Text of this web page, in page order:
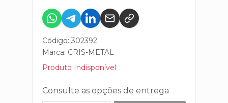
Código: 302392
Marca: CRIS-METAL
Produto Indisponível
Consulte as opções de entrega